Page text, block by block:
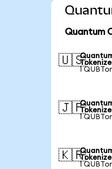
Quantum
🇺🇸
1
🇯🇵
1
🇰🇷
1